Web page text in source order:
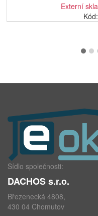
Externí
Sídlo společnosti:
DACHOS s.r.o.
Březenecká 4808,
430 04 Chomutov